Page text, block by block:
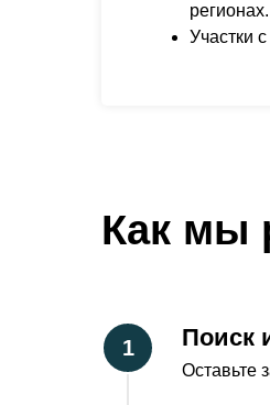
регионах.
Участки
Как мы
Поиск
Оставьте